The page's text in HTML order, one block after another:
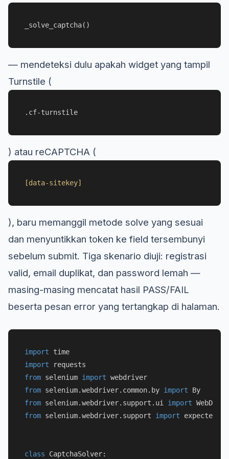
_solve_captcha()
— mendeteksi dulu apakah widget yang tampil
Turnstile (
.cf-turnstile
) atau reCAPTCHA (
[data-sitekey]
), baru memanggil metode solve yang sesuai
dan menyuntikkan token ke field tersembunyi
sebelum submit. Tiga skenario diuji: registrasi
valid, email duplikat, dan password lemah —
masing-masing mencatat hasil PASS/FAIL
beserta pesan error yang tertangkap di halaman.
import
import
from selenium import
from selenium.webdriver.common.by import
from selenium.webdriver.support.ui import
from selenium.webdriver.support import
class CaptchaSolver: